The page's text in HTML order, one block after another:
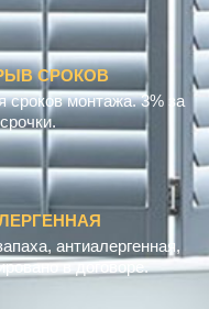
СРОКОВ
сроков монтажа. 3% за
антиалергенная,
в договоре.